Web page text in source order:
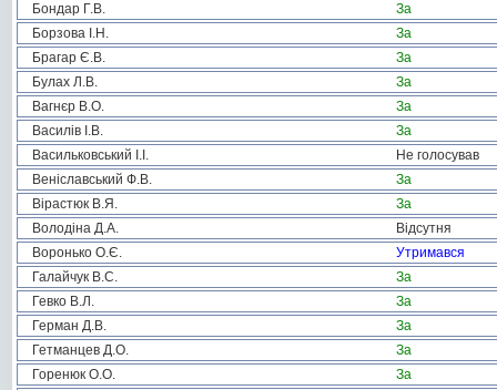
Бондар Г.В.
За
Борзова І.Н.
За
Брагар Є.В.
За
Булах Л.В.
За
Вагнєр В.О.
За
Василів І.В.
За
Васильковський І.І.
Не голосував
Веніславський Ф.В.
За
Вірастюк В.Я.
За
Володіна Д.А.
Відсутня
Воронько О.Є.
Утримався
Галайчук В.С.
За
Гевко В.Л.
За
Герман Д.В.
За
Гетманцев Д.О.
За
Горенюк О.О.
За